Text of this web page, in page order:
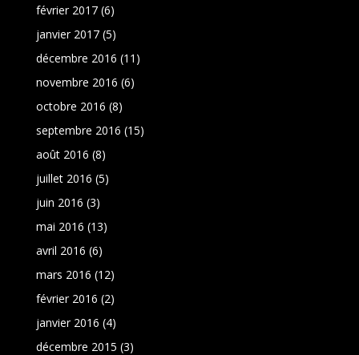
février 2017(6)
janvier 2017(5)
décembre 2016 (11)
novembre 2016 (6)
octobre 2016 (8)
septembre 2016 (15)
août 2016 (8)
juillet 2016 (5)
juin 2016 (3)
mai 2016 (13)
avril 2016 (6)
mars 2016 (12)
février 2016 (2)
janvier 2016 (4)
décembre 2015 (3)